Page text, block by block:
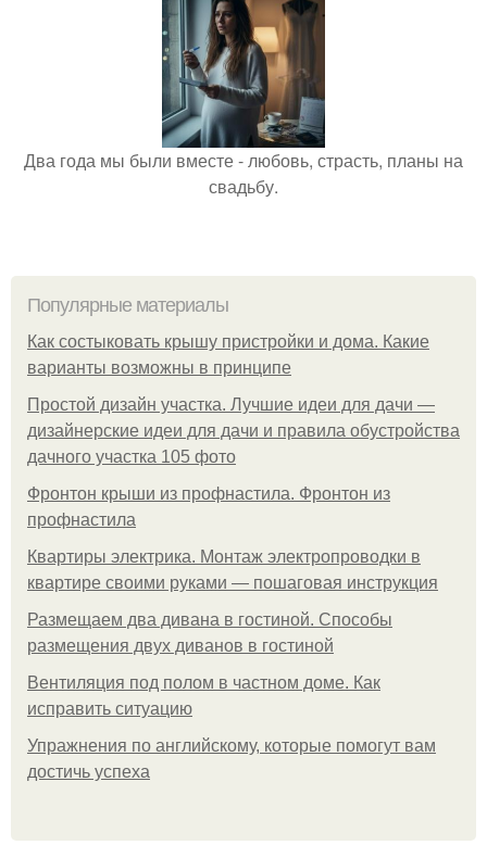
Два года мы были вместе - любовь, страсть, планы на
свадьбу.
Популярные материалы
Как состыковать крышу пристройки и дома. Какие
варианты возможны в принципе
Простой дизайн участка. Лучшие идеи для дачи —
дизайнерские идеи для дачи и правила обустройства
дачного участка 105 фото
Фронтон крыши из профнастила. Фронтон из
профнастила
Квартиры электрика. Монтаж электропроводки в
квартире своими руками — пошаговая инструкция
Размещаем два дивана в гостиной. Способы
размещения двух диванов в гостиной
Вентиляция под полом в частном доме. Как
исправить ситуацию
Упражнения по английскому, которые помогут вам
достичь успеха